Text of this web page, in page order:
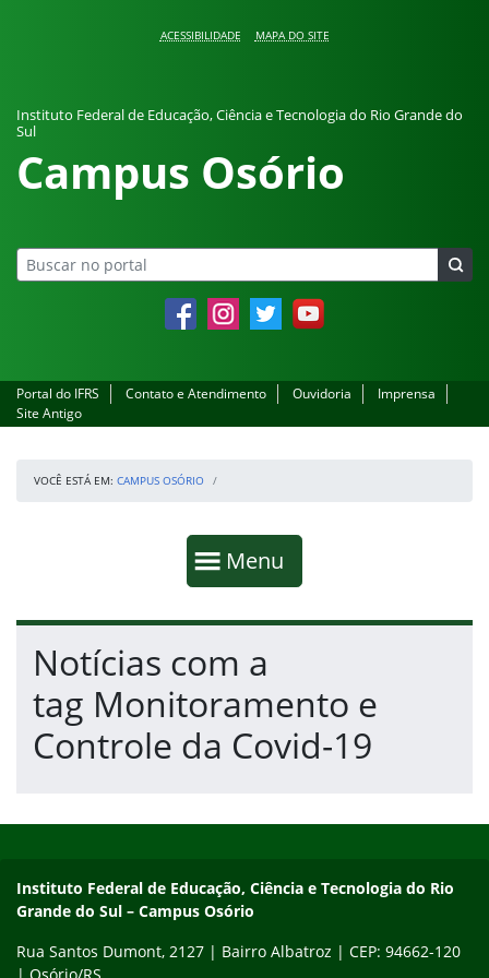
ACESSIBILIDADE MAPA DO SITE
Instituto Federal de Educação, Ciência e Tecnologia do Rio Grande do
Sul
Campus Osório
FacebookInstagramTwitter YouTube
Portal do IFRS Contato e Atendimento Ouvidoria
Imprensa
Site Antigo
VOCÊ ESTÁ EM: CAMPUS OSÓRIO
Mostrar
Menu
Fim da navegação
Início do conteúdo
Notícias com a
tag Monitoramento e
Controle da Covid-19
Instituto Federal de Educação, Ciência e Tecnologia do Rio
Instituto Federal de Educação, Ciência e Tecnologia do Rio
Grande do Sul – Campus Osório
Rua Santos Dumont, 2127 | Bairro Albatroz | CEP: 94662-120